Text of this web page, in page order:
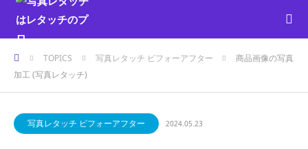
ホームTOPICS 写真レタッチ ビフォーアフター
商品画像の写真
加工 (写真レタッチ)
写真レタッチ ビフォーアフター 2024.05.23